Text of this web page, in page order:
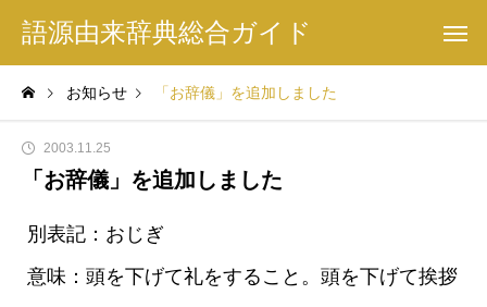
語源由来辞典総合ガイド
お知らせ 「お辞儀」を追加しました
2003.11.25
「お辞儀」を追加しました
別表記：おじぎ
意味：頭を下げて礼をすること。頭を下げて挨拶